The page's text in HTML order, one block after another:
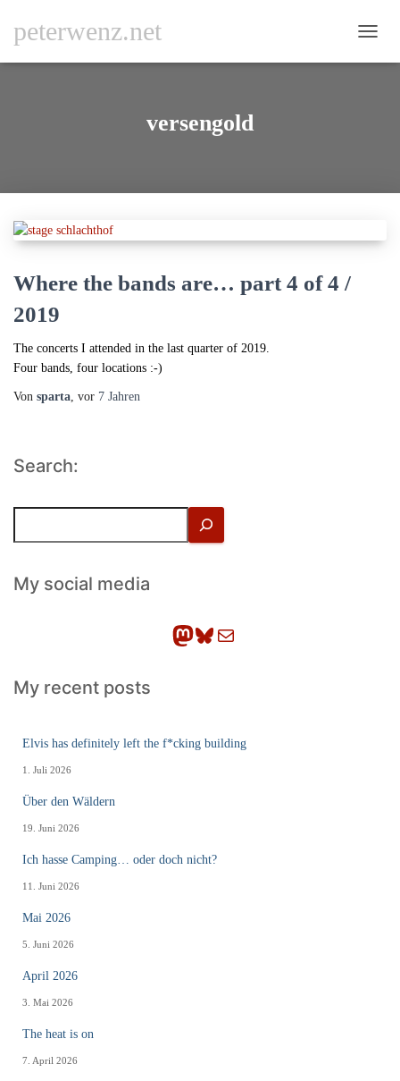
peterwenz.net
versengold
Where the bands are… part 4 of 4 /
2019
The concerts I attended in the last quarter of 2019.
Four bands, four locations :-)
Von sparta , vor 7 Jahren
Search:
h
eMy social media
Mastodon Bluesky E-Mail
My recent posts
Elvis has definitely left the f*cking building
1. Juli 2026
Über den Wäldern
19. Juni 2026
Ich hasse Camping… oder doch nicht?
11. Juni 2026
Mai 2026
5. Juni 2026
April 2026
3. Mai 2026
The heat is on
7. April 2026